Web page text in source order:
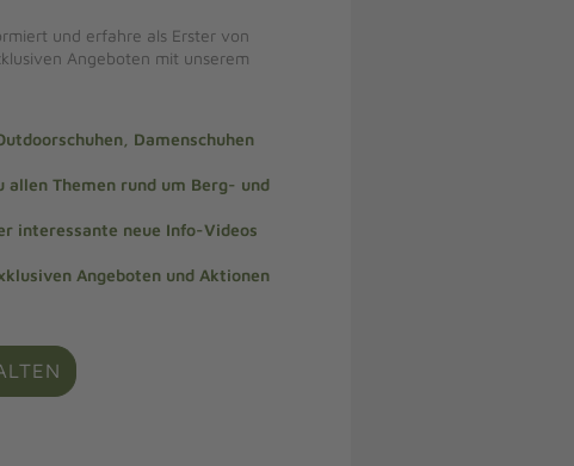
und erfahre als Erster von
Angeboten mit unserem
Damenschuhen
Themen rund um Berg- und
interessante neue Info-Videos
Angeboten und Aktionen